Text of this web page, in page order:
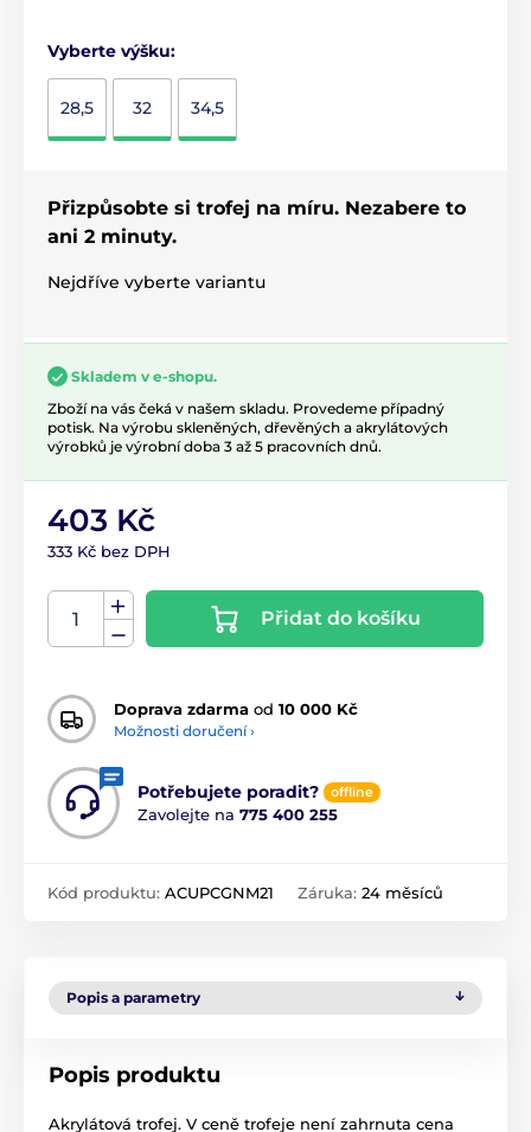
Vyberte výšku:
28,5 32 34,5
Přizpůsobte si trofej na míru. Nezabere to
ani 2 minuty.
Nejdříve vyberte variantu
Skladem v e-shopu.
Zboží na vás čeká v našem skladu. Provedeme případný
potisk. Na výrobu skleněných, dřevěných a akrylátových
výrobků je výrobní doba 3 až 5 pracovních dnů.
403 Kč
333 Kč bez DPH
Přidat do košíku
Doprava zdarma od 10 000 Kč
Možnosti doručení ›
Potřebujete poradit? offline
Zavolejte na 775 400 255
Kód produktu: ACUPCGNM21 Záruka: 24 měsíců
Popis a parametry
Popis produktu
Akrylátová trofej. V ceně trofeje není zahrnuta cena